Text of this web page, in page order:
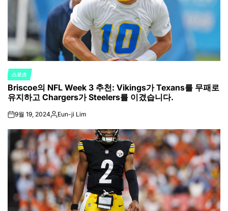
POSTED
IN
스포츠
Briscoe의 NFL Week 3 추천: Vikings가 Texans를 무패로
유지하고 Chargers가 Steelers를 이겼습니다.
on9월 19, 2024Posted
Eun-ji Lim